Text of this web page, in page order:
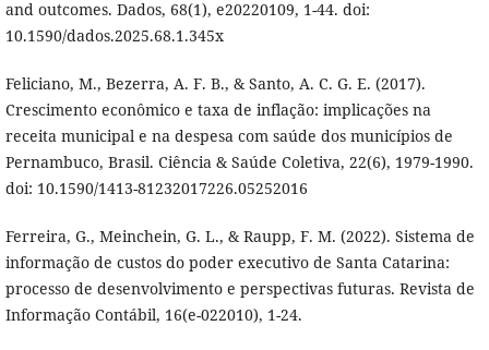
and outcomes. Dados, 68(1), e20220109, 1-44. doi:
10.1590/dados.2025.68.1.345x
Feliciano, M., Bezerra, A. F. B., & Santo, A. C. G. E. (2017).
Crescimento econômico e taxa de inflação: implicações na
receita municipal e na despesa com saúde dos municípios de
Pernambuco, Brasil. Ciência & Saúde Coletiva, 22(6), 1979-1990.
doi: 10.1590/1413-81232017226.05252016
Ferreira, G., Meinchein, G. L., & Raupp, F. M. (2022). Sistema de
informação de custos do poder executivo de Santa Catarina:
processo de desenvolvimento e perspectivas futuras. Revista de
Informação Contábil, 16(e-022010), 1-24.